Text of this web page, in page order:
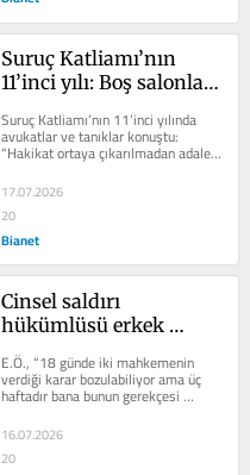
Suruç Katliamı’nın
11’inci yılı: Boş salonlara
sorumlulara konuşmak
istiyoruz
Suruç Katliamı’nın 11’inci yılında
avukatlar ve tanıklar konuştu:
“Hakikat ortaya çıkarılmadan adalet
mümkün değil”
17.07.2026
20
Bianet
Cinsel saldırı
hükümlüsü erkek
kararı sosyal medyadan
öğrendi
E.Ö., “18 günde iki mahkemenin
verdiği karar bozulabiliyor ama üç
haftadır bana bunun gerekçesi
sunulmuyor. Tebliğnameye dair bir
evrak...
16.07.2026
20